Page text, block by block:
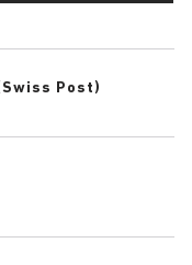
Post)